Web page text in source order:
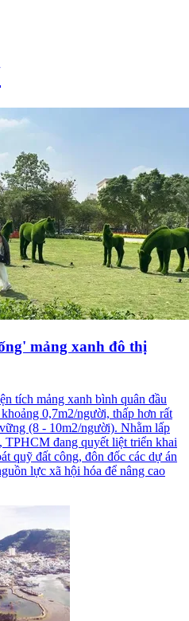
mảng xanh đô thị
tích mảng xanh bình quân đầu
0,7m2/người, thấp hơn rất
(8 - 10m2/người). Nhằm lấp
TPHCM đang quyết liệt triển khai
quỹ đất công, đôn đốc các dự án
lực xã hội hóa để nâng cao